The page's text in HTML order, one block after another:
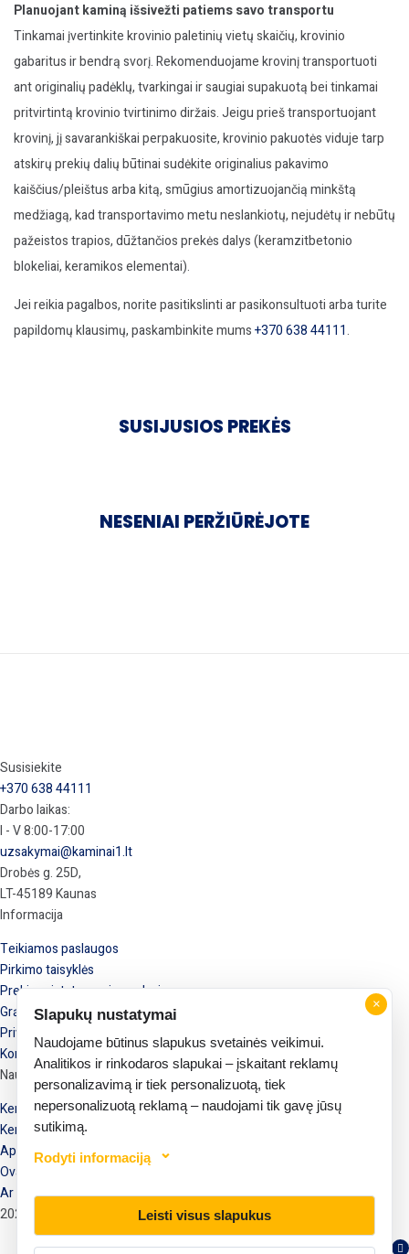
Planuojant kaminą išsivežti patiems savo transportu
Tinkamai įvertinkite krovinio paletinių vietų skaičių, krovinio
gabaritus ir bendrą svorį. Rekomenduojame krovinį transportuoti
ant originalių padėklų, tvarkingai ir saugiai supakuotą bei tinkamai
pritvirtintą krovinio tvirtinimo diržais. Jeigu prieš transportuojant
krovinį, jį savarankiškai perpakuosite, krovinio pakuotės viduje tarp
atskirų prekių dalių būtinai sudėkite originalius pakavimo
kaiščius/pleištus arba kitą, smūgius amortizuojančią minkštą
medžiagą, kad transportavimo metu neslankiotų, nejudėtų ir nebūtų
pažeistos trapios, dūžtančios prekės dalys (keramzitbetonio
blokeliai, keramikos elementai).
Jei reikia pagalbos, norite pasitikslinti ar pasikonsultuoti arba turite
papildomų klausimų, paskambinkite mums+370 638 44111.
SUSIJUSIOS PREKĖS
NESENIAI PERŽIŪRĖJOTE
Susisiekite
+370 638 44111
Darbo laikas:
I - V 8:00-17:00
uzsakymai@kaminai1.lt
Drobės g. 25D,
LT-45189 Kaunas
Informacija
Teikiamos paslaugos
Pirkimo taisyklės
Prekių pristatymas ir perdavimas
Grąžinimas ir garantija
Privatumo politika
Kontaktai
Naudinga informacija
Keraminių kaminų kainos
Keramikiniai kamino elementai
Apvalūs kaminų įdėklai
Ovalūs kaminų įdėklai
Ar Jums reikalinga betoninė dengiamoji plokštė?
2025 © Kaminai1.lt
×
Slapukų nustatymai
Naudojame būtinus slapukus svetainės veikimui.
Analitikos ir rinkodaros slapukai – įskaitant reklamų
personalizavimą ir tiek personalizuotą, tiek
nepersonalizuotą reklamą – naudojami tik gavę jūsų
sutikimą.
Rodyti informaciją
Leisti visus slapukus